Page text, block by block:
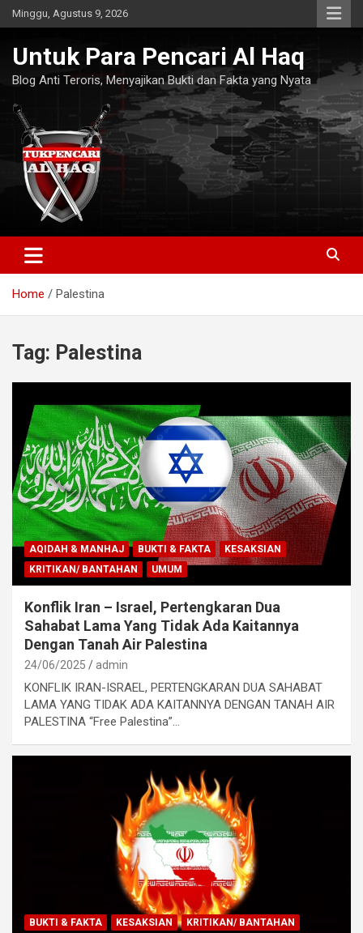
Skip
to
Minggu, Agustus 9, 2026
Untuk Para Pencari Al Haq
Blog Anti Teroris, Menyajikan Bukti dan Fakta yang Nyata
Home Palestina
Tag: Palestina
AQIDAH & MANHAJ BUKTI & FAKTA
KESAKSIAN
KRITIKAN/ BANTAHAN
UMUM
Konflik Iran – Israel, Pertengkaran Dua
Sahabat Lama Yang Tidak Ada Kaitannya
Dengan Tanah Air Palestina
24/06/2025 admin
KONFLIK IRAN-ISRAEL, PERTENGKARAN DUA SAHABAT
LAMA YANG TIDAK ADA KAITANNYA DENGAN TANAH AIR
PALESTINA “Free Palestina”…
BUKTI & FAKTA KESAKSIAN
KRITIKAN/ BANTAHAN